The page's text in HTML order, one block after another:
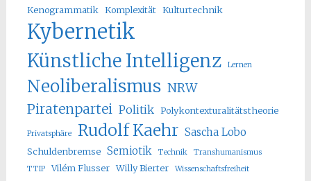
Kenogrammatik Komplexität Kulturtechnik
Kybernetik
Künstliche Intelligenz Lernen
Neoliberalismus NRW
Piratenpartei Politik Polykontexturalitätstheorie
Privatsphäre Rudolf Kaehr Sascha Lobo
Schuldenbremse Semiotik Technik
Transhumanismus
TTIP
Vilém Flusser Willy Bierter Wissenschaftsfreiheit